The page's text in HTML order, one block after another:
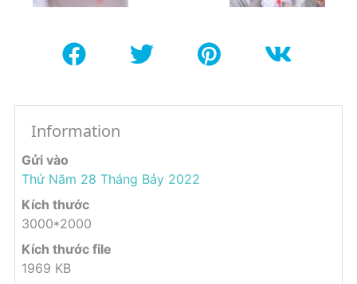
Information
Gửi vào
Thứ Năm 28 Tháng Bảy 2022
Kích thước
3000*2000
Kích thước file
1969 KB